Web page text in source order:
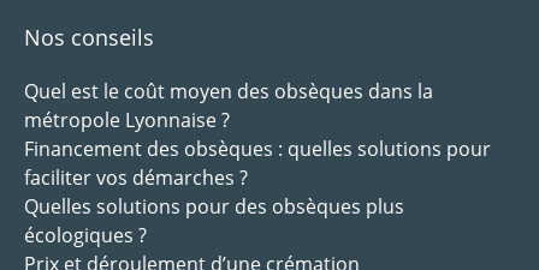
Nos conseils
Quel est le coût moyen des obsèques dans la
métropole Lyonnaise ?
Financement des obsèques : quelles solutions pour
faciliter vos démarches ?
Quelles solutions pour des obsèques plus
écologiques ?
Prix et déroulement d’une crémation